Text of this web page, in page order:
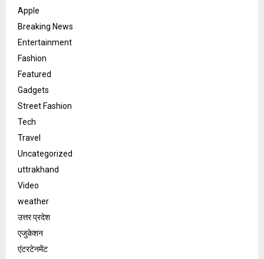
Apple
Breaking News
Entertainment
Fashion
Featured
Gadgets
Street Fashion
Tech
Travel
Uncategorized
uttrakhand
Video
weather
उत्तर प्रदेश
एजुकेशन
एंटरटेनमेंट